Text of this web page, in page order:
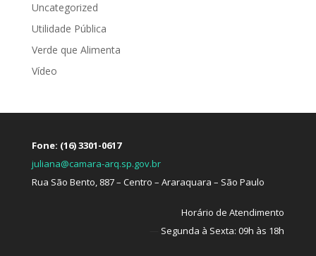
Uncategorized
Utilidade Pública
Verde que Alimenta
Vídeo
Fone: (16) 3301-0617
juliana@camara-arq.sp.gov.br
Rua São Bento, 887 – Centro – Araraquara – São Paulo
Horário de Atendimento
Segunda à Sexta: 09h às 18h